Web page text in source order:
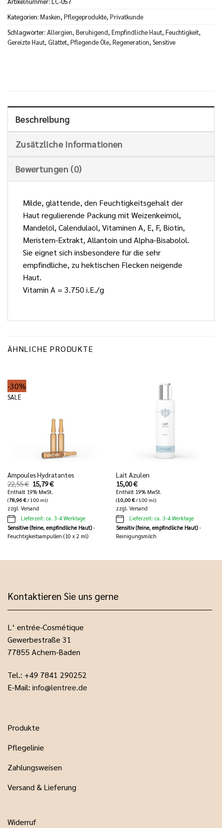
Kategorien: Masken, Pflegeprodukte, Privatkunde
Schlagwörter: Allergien, Beruhigend, Empfindliche Haut, Feuchtigkeit,
Gereizte Haut, Glättet, Pflegende Öle, Regeneration, Sensitive
Beschreibung
Zusätzliche Informationen
Bewertungen (0)
Milde, glättende, den Feuchtigkeitsgehalt der
Haut regulierende Packung mit Weizenkeimöl,
Mandelöl, Calendulaöl, Vitaminen A, E, F, Biotin,
Meristem-Extrakt, Allantoin und Alpha-Bisabolol.
Sie eignet sich insbesondere für die sehr
empfindliche, zu hektischen Flecken neigende
Haut.
Vitamin A = 3.750 i.E./g
ÄHNLICHE PRODUKTE
-30%
SALE
Ampoules Hydratantes
22,55€ Ursprünglicher
Preis
war:
22,55 €
15,79€Aktueller
Preis
Enthält 19% MwSt.
(78,96€/ 100 ml)
zzgl. Versand
Lieferzeit: ca. 3-4 Werktage
Sensitive (feine, empfindliche Haut)-
Feuchtigkeitsampullen (10 x 2 ml)
Lait Azulen
15,00€
Enthält 19% MwSt.
(10,00€/ 100 ml)
zzgl. Versand
Lieferzeit: ca. 3-4 Werktage
Sensitiv (feine, empfindliche Haut)-
Reinigungsmilch
Kontaktieren Sie uns gerne
L‘ entrée-Cosmétique
Gewerbestraße 31
77855 Achern-Baden
Tel.: +49 7841 290252
E-Mail: info@lentree.de
Produkte
Pflegelinie
Zahlungsweisen
Versand & Lieferung
Widerruf